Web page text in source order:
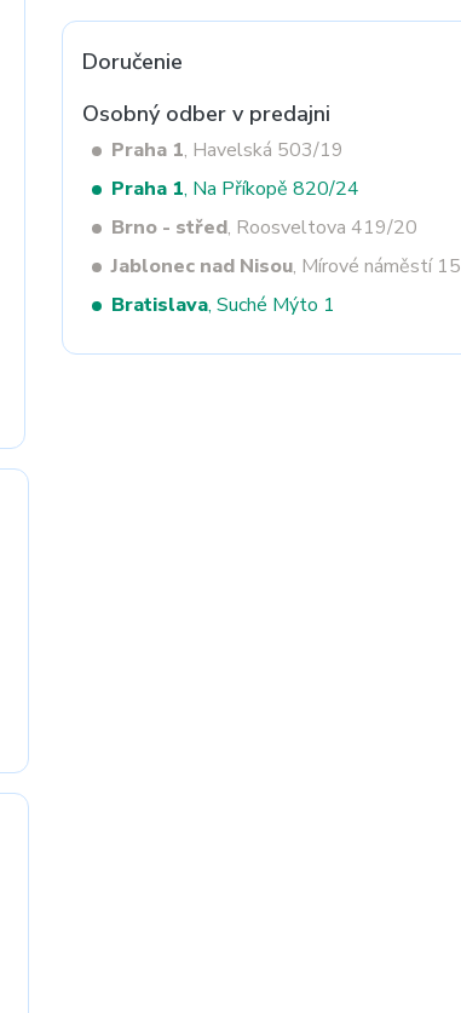
Doručenie
Osobný odber v predajni
Praha 1, Havelská 503/19
Praha 1, Na Příkopě 820/24
Brno - střed, Roosveltova 419/20
Jablonec nad Nisou, Mírové náměstí 15
Bratislava, Suché Mýto 1